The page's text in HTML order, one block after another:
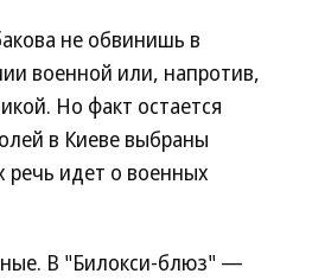
не обвинишь в
военной или, напротив,
Но факт остается
в Киеве выбраны
речь идет о военных
В "Билокси-блюз" —